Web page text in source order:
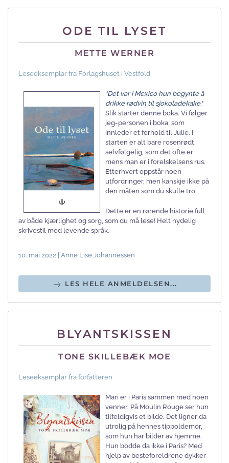
ODE TIL LYSET
METTE WERNER
Leseeksemplar fra Forlagshuset i Vestfold
"Det var i Mexico hun begynte å
drikke rødvin til sjokoladekake."
Slik starter denne boka. Vi følger
jeg-personen i boka, som
innleder et forhold til Julie. I
starten er alt bare rosenrødt,
selvfølgelig, som det ofte er
mens man er i forelskelsens rus.
Etterhvert oppstår noen
utfordringer, men kanskje ikke på
den måten som du skulle tro
Dette er en rørende historie full
av både kjærlighet og sorg, som du må lese! Helt nydelig
skrivestil med levende språk.
10. mai 2022 | Anne Lise Johannessen
LES HELE ANMELDELSEN...
BLYANTSKISSEN
TONE SKILLEBÆK MOE
Leseeksemplar fra forfatteren
Mari er i Paris sammen med noen
venner. På Moulin Rouge ser hun
tilfeldigvis et bilde. Det ligner da
utrolig på hennes tippoldemor,
som hun har bilder av hjemme.
Hun bodde da ikke i Paris? Med
hjelp av besteforeldrene dykker